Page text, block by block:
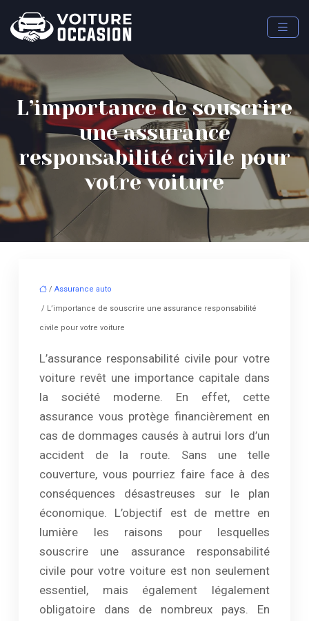
L’importance de souscrire
une assurance
responsabilité civile pour
votre voiture
/ Assurance auto
/ L’importance de souscrire une assurance responsabilité
civile pour votre voiture
L’assurance responsabilité civile pour votre
voiture revêt une importance capitale dans
la société moderne. En effet, cette
assurance vous protège financièrement en
cas de dommages causés à autrui lors d’un
accident de la route. Sans une telle
couverture, vous pourriez faire face à des
conséquences désastreuses sur le plan
économique. L’objectif est de mettre en
lumière les raisons pour lesquelles
souscrire une assurance responsabilité
civile pour votre voiture est non seulement
essentiel, mais également légalement
obligatoire dans de nombreux pays. En